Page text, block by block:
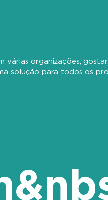
várias organizações,
solução para todos os